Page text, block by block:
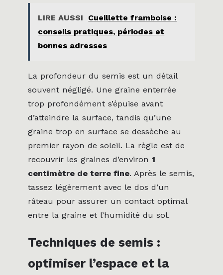
LIRE AUSSI
Cueillette framboise :
conseils pratiques, périodes et
bonnes adresses
La profondeur du semis est un détail
souvent négligé. Une graine enterrée
trop profondément s’épuise avant
d’atteindre la surface, tandis qu’une
graine trop en surface se dessèche au
premier rayon de soleil. La règle est de
recouvrir les graines d’environ 1
centimètre de terre fine. Après le semis,
tassez légèrement avec le dos d’un
râteau pour assurer un contact optimal
entre la graine et l’humidité du sol.
Techniques de semis :
optimiser l’espace et la